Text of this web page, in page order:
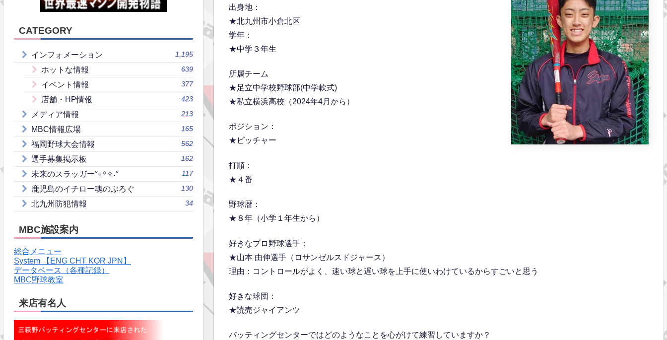
出身地：
★北九州市小倉北区
学年：
★中学３年生
所属チーム
★足立中学校野球部(中学軟式)
★私立横浜高校（2024年4月から）
ポジション：
★ピッチャー
打順：
★４番
野球暦：
★８年（小学１年生から）
好きなプロ野球選手：
★山本 由伸選手（ロサンゼルスドジャース）
理由：コントロールがよく、速い球と遅い球を上手に使いわけているからすごいと思う
好きな球団：
★読売ジャイアンツ
バッティングセンターではどのようなことを心がけて練習していますか？
CATEGORY
インフォメーション 1,195
ホットな情報 639
イベント情報 377
店舗・HP情報 423
メディア情報 213
MBC情報広場 165
福岡野球大会情報 562
選手募集掲示板 162
未来のスラッガー°⌖꙳✧˖° 117
鹿児島のイチロー魂のぶろぐ 130
北九州防犯情報 34
MBC施設案内
総合メニュー
System 【ENG CHT KOR JPN】
データベース（各種記録）
MBC野球教室
来店有名人